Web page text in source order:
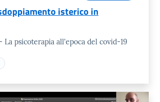
isterico in
La psicoterapia all'epoca del covid-19